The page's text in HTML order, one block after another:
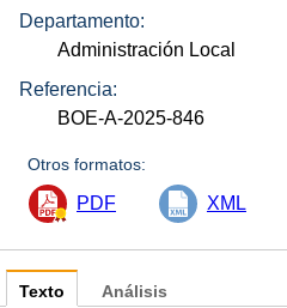
Departamento:
Administración Local
Referencia:
BOE-A-2025-846
Otros formatos:
PDF XML
Texto Análisis